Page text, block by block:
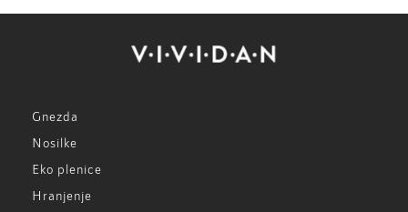
Gnezda
Nosilke
Eko plenice
Hranjenje